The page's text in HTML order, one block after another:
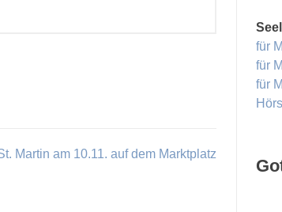
Martin am 10.11. auf dem Marktplatz
für
für
für